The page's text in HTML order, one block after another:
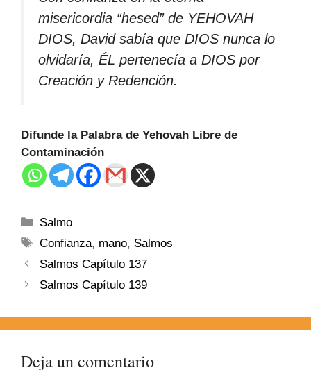
misericordia “hesed” de YEHOVAH
DIOS, David sabía que DIOS nunca lo
olvidaría, ÉL pertenecía a DIOS por
Creación y Redención.
Difunde la Palabra de Yehovah Libre de
Contaminación
Salmo
Confianza, mano, Salmos
Salmos Capítulo 137
Salmos Capítulo 139
Deja un comentario